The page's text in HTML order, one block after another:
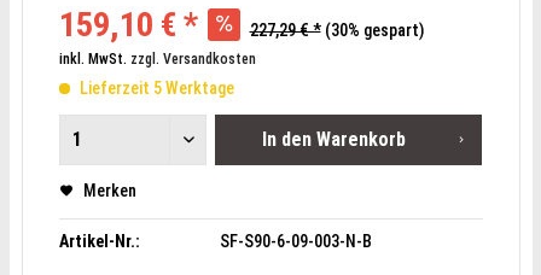
159,10 € * 227,29 € * (30% gespart)
inkl. MwSt. zzgl. Versandkosten
Lieferzeit 5 Werktage
In den Warenkorb
Merken
Artikel-Nr.: SF-S90-6-09-003-N-B